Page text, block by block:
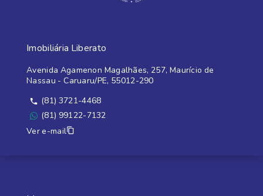
Imobiliária Liberato
Avenida Agamenon Magalhães, 257, Maurício de
Nassau - Caruaru/PE, 55012-290
(81) 3721-4468
(81) 99122-7132
Ver e-mail